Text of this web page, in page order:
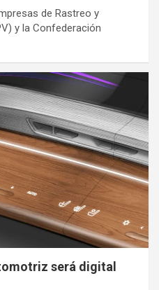
de Rastreo y
y la Confederación
será digital